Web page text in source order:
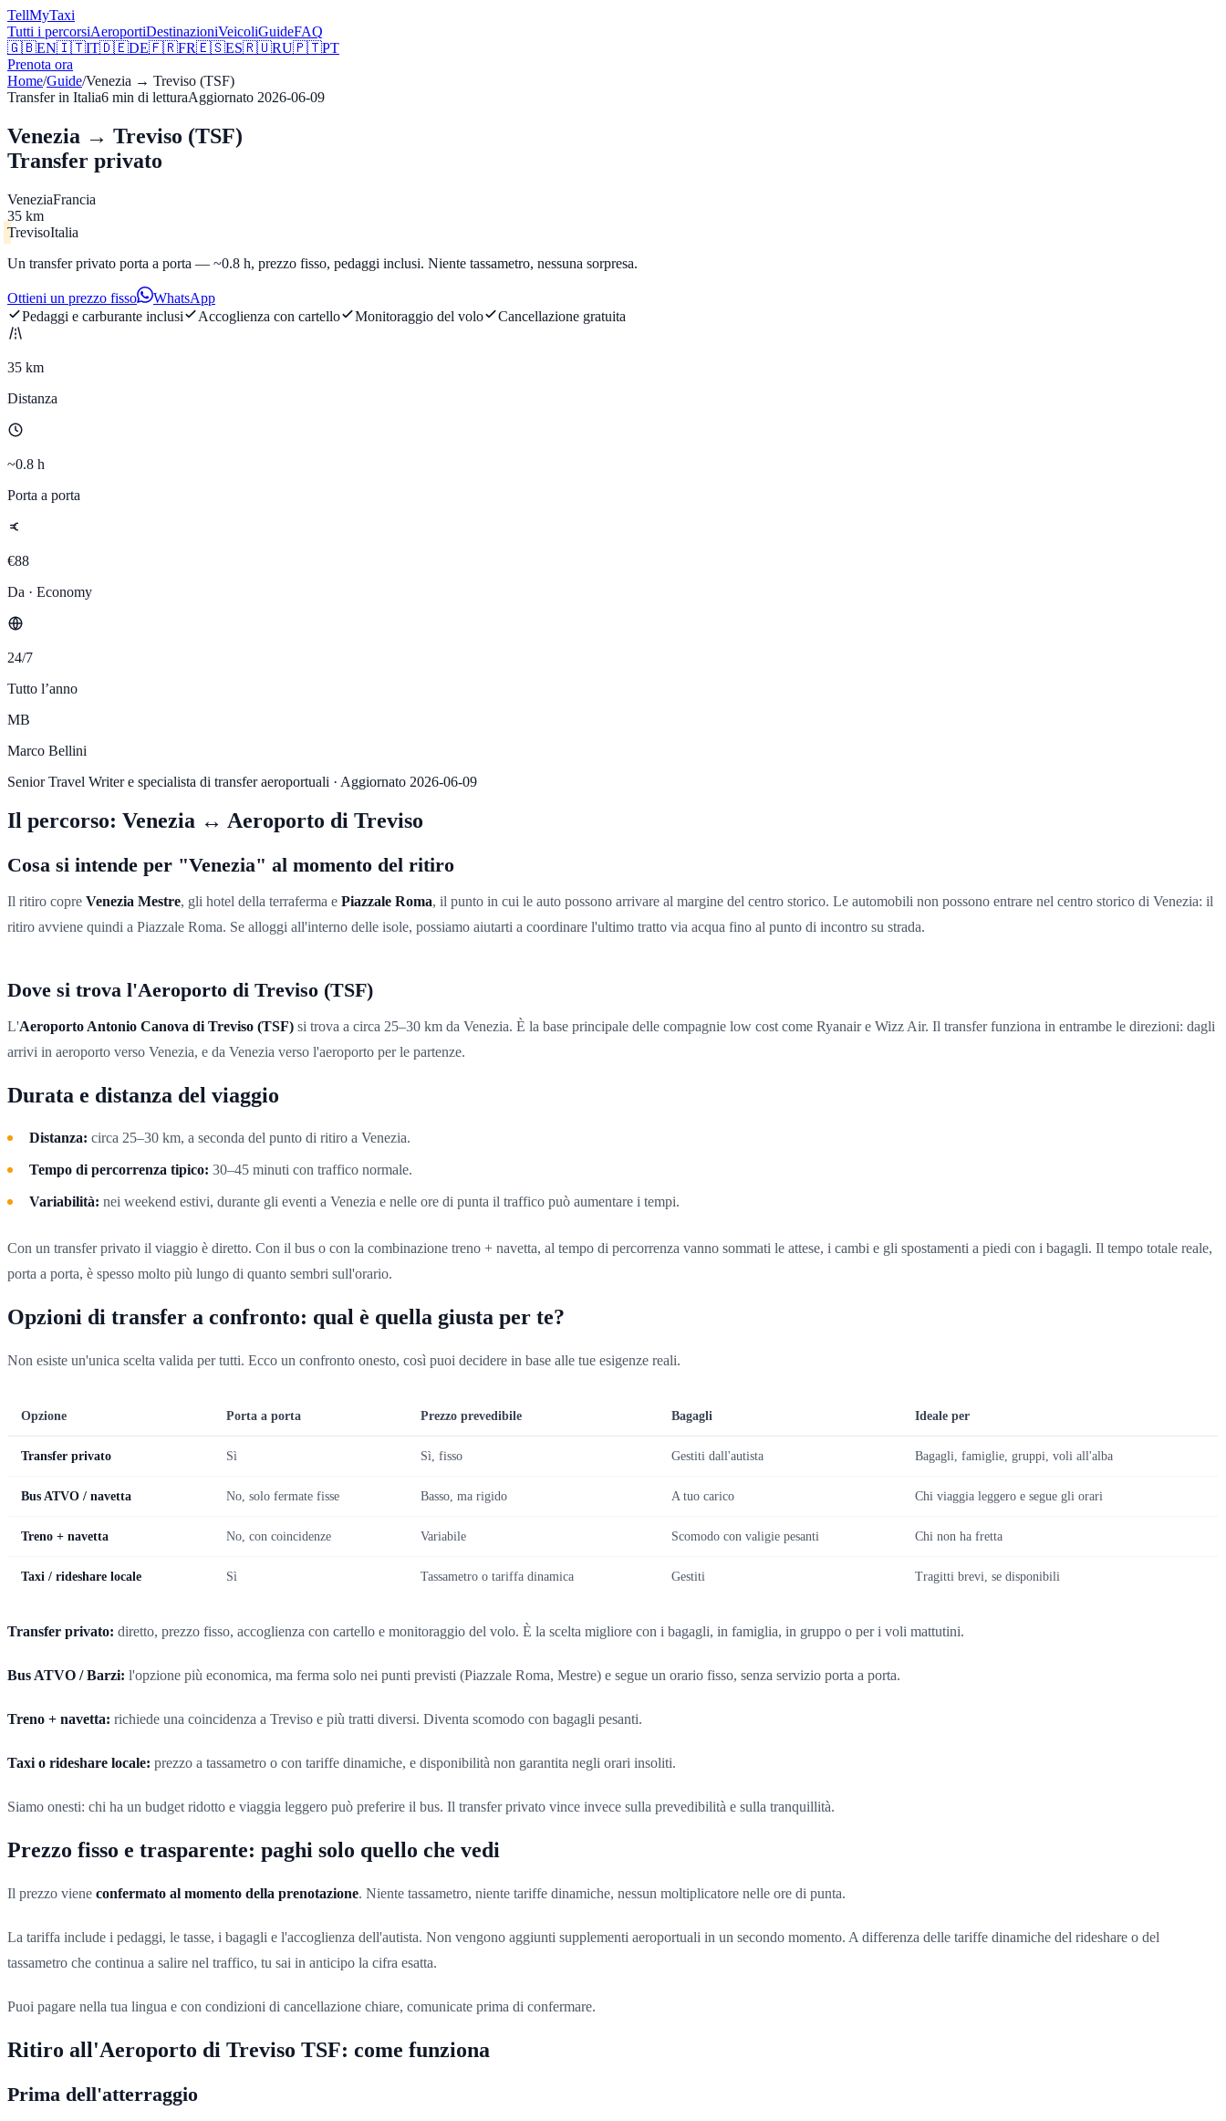
TellMyTaxi
Tutti i percorsiAeroportiDestinazioniVeicoliGuideFAQ
🇬🇧EN🇮🇹IT🇩🇪DE🇫🇷FR🇪🇸ES🇷🇺RU🇵🇹PT
Prenota ora
Home/Guide/Venezia → Treviso (TSF)
Transfer in Italia6 min di letturaAggiornato 2026-06-09
Venezia → Treviso (TSF)
Transfer privato
VeneziaFrancia
35 km
TrevisoItalia
Un transfer privato porta a porta — ~0.8 h, prezzo fisso, pedaggi inclusi. Niente tassametro, nessuna sorpresa.
Ottieni un prezzo fisso
WhatsApp
Pedaggi e carburante inclusi
Accoglienza con cartello Monitoraggio del volo Cancellazione gratuita
35 km
Distanza
~0.8 h
Porta a porta
€88
Da · Economy
24/7
Tutto l’anno
MB
Marco Bellini
Senior Travel Writer e specialista di transfer aeroportuali · Aggiornato 2026-06-09
Il percorso: Venezia ↔ Aeroporto di Treviso
Cosa si intende per "Venezia" al momento del ritiro
Il ritiro copre Venezia Mestre, gli hotel della terraferma e Piazzale Roma, il punto in cui le auto possono arrivare al margine del centro storico. Le automobili non possono entrare nel centro storico di Venezia: il
ritiro avviene quindi a Piazzale Roma. Se alloggi all'interno delle isole, possiamo aiutarti a coordinare l'ultimo tratto via acqua fino al punto di incontro su strada.
Dove si trova l'Aeroporto di Treviso (TSF)
L'Aeroporto Antonio Canova di Treviso (TSF) si trova a circa 25–30 km da Venezia. È la base principale delle compagnie low cost come Ryanair e Wizz Air. Il transfer funziona in entrambe le direzioni: dagli
arrivi in aeroporto verso Venezia, e da Venezia verso l'aeroporto per le partenze.
Durata e distanza del viaggio
Distanza: circa 25–30 km, a seconda del punto di ritiro a Venezia.
Tempo di percorrenza tipico: 30–45 minuti con traffico normale.
Variabilità: nei weekend estivi, durante gli eventi a Venezia e nelle ore di punta il traffico può aumentare i tempi.
Con un transfer privato il viaggio è diretto. Con il bus o con la combinazione treno + navetta, al tempo di percorrenza vanno sommati le attese, i cambi e gli spostamenti a piedi con i bagagli. Il tempo totale reale,
porta a porta, è spesso molto più lungo di quanto sembri sull'orario.
Opzioni di transfer a confronto: qual è quella giusta per te?
Non esiste un'unica scelta valida per tutti. Ecco un confronto onesto, così puoi decidere in base alle tue esigenze reali.
Opzione Porta a porta Prezzo prevedibile Bagagli Ideale per
Transfer privato Sì Sì, fisso Gestiti dall'autista Bagagli, famiglie, gruppi, voli all'alba
Bus ATVO / navetta No, solo fermate fisse Basso, ma rigido A tuo carico Chi viaggia leggero e segue gli orari
Treno + navetta No, con coincidenze Variabile Scomodo con valigie pesanti Chi non ha fretta
Taxi / rideshare locale Sì Tassametro o tariffa dinamica Gestiti Tragitti brevi, se disponibili
Transfer privato: diretto, prezzo fisso, accoglienza con cartello e monitoraggio del volo. È la scelta migliore con i bagagli, in famiglia, in gruppo o per i voli mattutini.
Bus ATVO / Barzi: l'opzione più economica, ma ferma solo nei punti previsti (Piazzale Roma, Mestre) e segue un orario fisso, senza servizio porta a porta.
Treno + navetta: richiede una coincidenza a Treviso e più tratti diversi. Diventa scomodo con bagagli pesanti.
Taxi o rideshare locale: prezzo a tassametro o con tariffe dinamiche, e disponibilità non garantita negli orari insoliti.
Siamo onesti: chi ha un budget ridotto e viaggia leggero può preferire il bus. Il transfer privato vince invece sulla prevedibilità e sulla tranquillità.
Prezzo fisso e trasparente: paghi solo quello che vedi
Il prezzo viene confermato al momento della prenotazione. Niente tassametro, niente tariffe dinamiche, nessun moltiplicatore nelle ore di punta.
La tariffa include i pedaggi, le tasse, i bagagli e l'accoglienza dell'autista. Non vengono aggiunti supplementi aeroportuali in un secondo momento. A differenza delle tariffe dinamiche del rideshare o del
tassametro che continua a salire nel traffico, tu sai in anticipo la cifra esatta.
Puoi pagare nella tua lingua e con condizioni di cancellazione chiare, comunicate prima di confermare.
Ritiro all'Aeroporto di Treviso TSF: come funziona
Prima dell'atterraggio